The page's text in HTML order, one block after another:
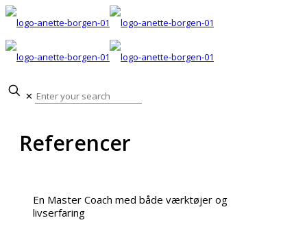
✕
Referencer
En Master Coach med både værktøjer og
livserfaring